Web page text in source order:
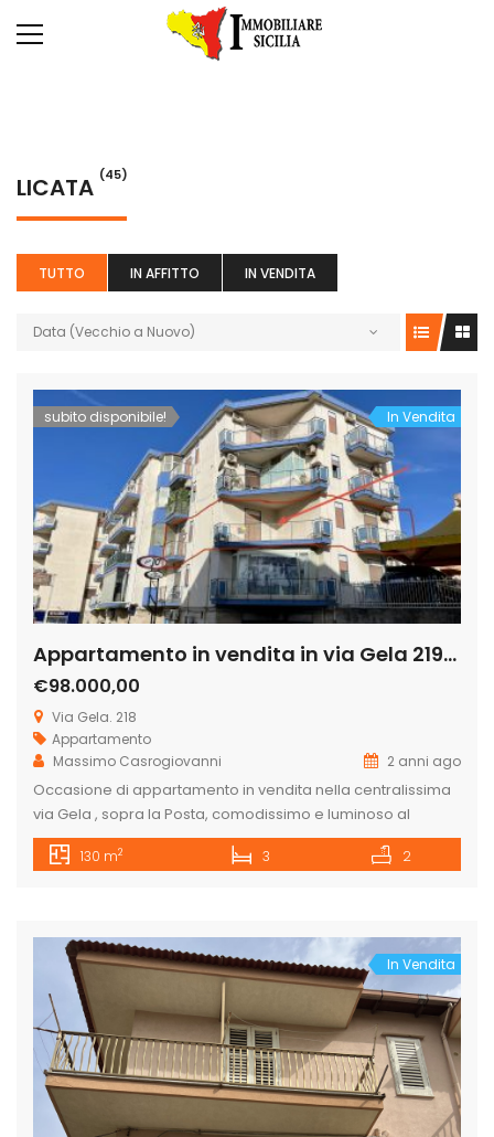
LICATA (45)
TUTTO IN AFFITTO IN VENDITA
Data (Vecchio a Nuovo)
subito disponibile! In Vendita
Appartamento in vendita in via Gela 219, Licata
€98.000,00
Via Gela. 218
Appartamento
Massimo Casrogiovanni
2 anni ago
Occasione di appartamento in vendita nella centralissima
via Gela , sopra la Posta, comodissimo e luminoso al
secondo piano con ascensore, composto da ingresso,
cucina abitabile prospiciente sulla via Gela, salotto e sala
matrimoniale, 2 ampie […]
130 m2 3 2
In Vendita